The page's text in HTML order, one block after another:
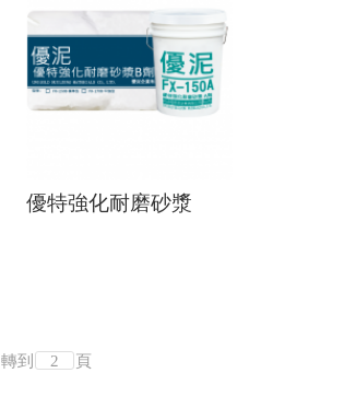
優特強化耐磨砂漿
轉到 頁